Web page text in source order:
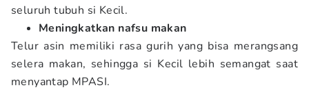
seluruh tubuh si Kecil.
Meningkatkan nafsu makan
Telur asin memiliki rasa gurih yang bisa merangsang
selera makan, sehingga si Kecil lebih semangat saat
menyantap MPASI.